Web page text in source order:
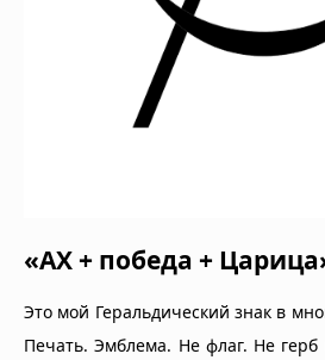
«АХ + победа +
Это мой Геральдический знак в
Печать. Эмблема. Не флаг. Не